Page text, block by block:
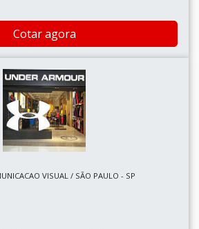
Cotar agora
VISUAL / SÃO PAULO - SP